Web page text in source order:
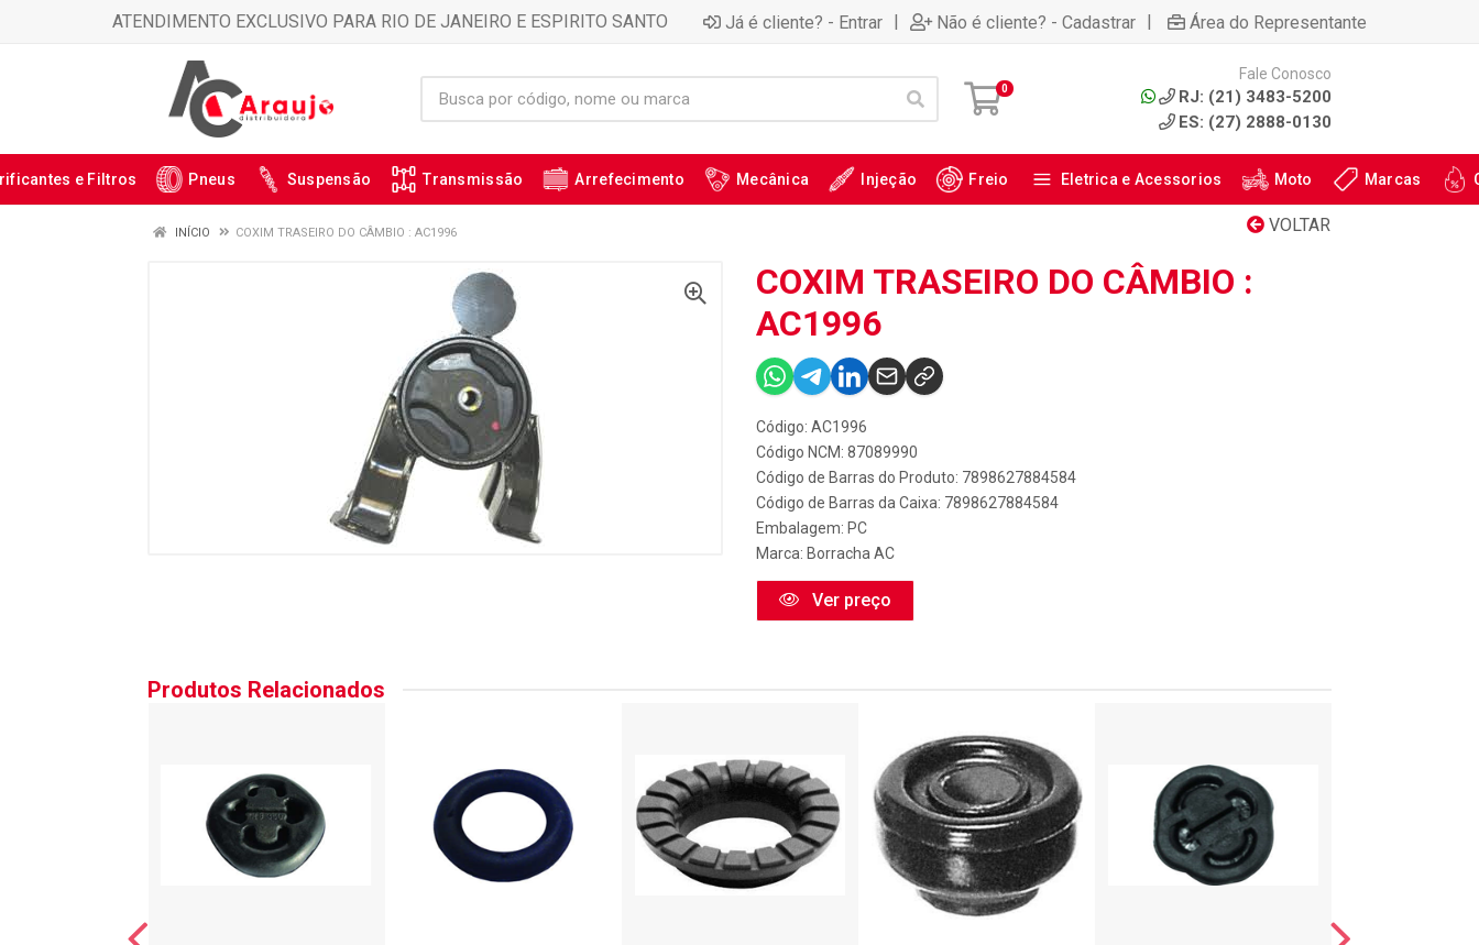
ATENDIMENTO EXCLUSIVO PARA RIO DE JANEIRO E ESPIRITO SANTO Já é cliente? - Entrar | Não é cliente? - Cadastrar | Área do Representante
0
Fale Conosco
RJ: (21) 3483-5200
ES: (27) 2888-0130
e Filtros Pneus Suspensão Transmissão Arrefecimento Mecânica Injeção Freio Eletrica e Acessorios Moto Marcas
VOLTAR
INÍCIO COXIM TRASEIRO DO CÂMBIO : AC1996
COXIM TRASEIRO DO CÂMBIO :
AC1996
Código: AC1996
Código NCM: 87089990
Código de Barras do Produto: 7898627884584
Código de Barras da Caixa: 7898627884584
Embalagem: PC
Marca: Borracha AC
Ver preço
Produtos Relacionados